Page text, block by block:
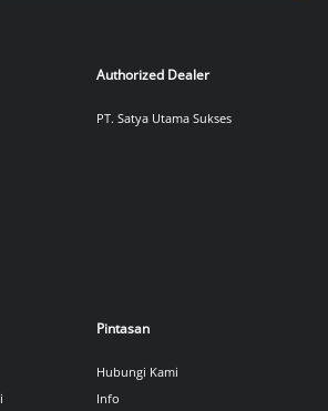
Authorized Dealer
PT. Satya Utama Sukses
Pintasan
Hubungi Kami
Info